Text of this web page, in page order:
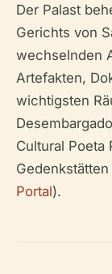
Der Palast
Gerichts von
wechselnden
Artefakten,
wichtigsten
Cultural Poeta
Portal).